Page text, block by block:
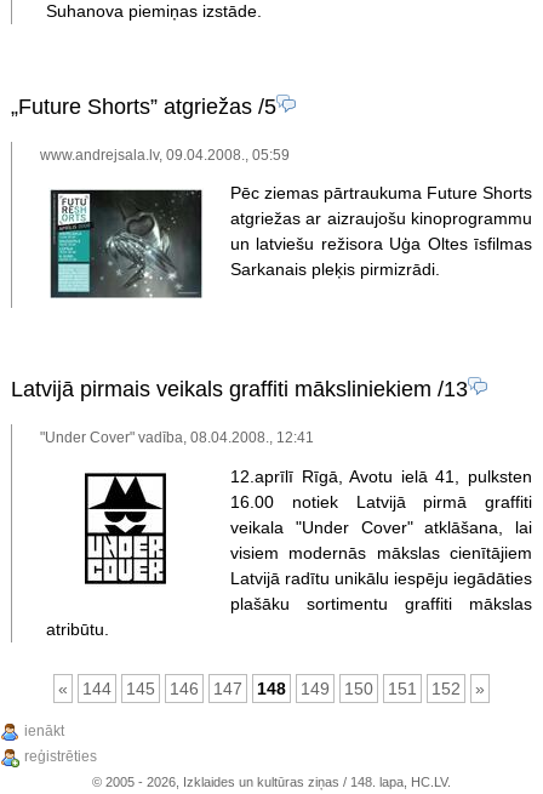
Suhanova piemiņas izstāde.
„Future Shorts” atgriežas/5
www.andrejsala.lv, 09.04.2008., 05:59
Pēc ziemas pārtraukuma Future Shorts
atgriežas ar aizraujošu kinoprogrammu
un latviešu režisora Uģa Oltes īsfilmas
Sarkanais pleķis pirmizrādi.
Latvijā pirmais veikals graffiti māksliniekiem /13
"Under Cover" vadība, 08.04.2008., 12:41
12.aprīlī Rīgā, Avotu ielā 41, pulksten
16.00 notiek Latvijā pirmā graffiti
veikala "Under Cover" atklāšana, lai
visiem modernās mākslas cienītājiem
Latvijā radītu unikālu iespēju iegādāties
plašāku sortimentu graffiti mākslas
atribūtu.
« 144 145 146 147 148 149 150 151 152 »
ienākt
reģistrēties
© 2005 - 2026, Izklaides un kultūras ziņas / 148. lapa, HC.LV.